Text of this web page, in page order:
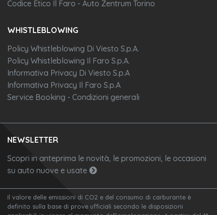
Codice Etico Il Faro - Auto Zentrum Torino
WHISTLEBLOWING
Policy Whistleblowing Di Viesto S.p.A.
Policy Whistleblowing Il Faro S.p.A.
Informativa Privacy Di Viesto S.p.A
Informativa Privacy Il Faro S.p.A
Service Booking - Condizioni generali
NEWSLETTER
Scopri in anteprima le novità, le promozioni, le occasioni
su auto nuove e usate
Il valore delle emissioni di CO2 e del consumo di carburante è
definito sulla base di prove ufficiali secondo le disposizioni